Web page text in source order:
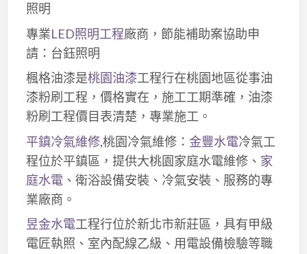
照明
專業LED照明工程廠商，節能補助案協助申
請：台鈺照明
楓格油漆是桃園油漆工程行在桃園地區從事油
漆粉刷工程，價格實在，施工工期準確，油漆
粉刷工程價目表清楚，專業施工。
平鎮冷氣維修,桃園冷氣維修： 金豐水電冷氣工
程位於平鎮區，提供大桃園家庭水電維修、 家
庭水電、衛浴設備安裝、冷氣安裝、服務的專
業廠商。
昱金水電工程行位於新北市新莊區，具有甲級
電匠執照、室內配線乙級、用電設備檢驗等職